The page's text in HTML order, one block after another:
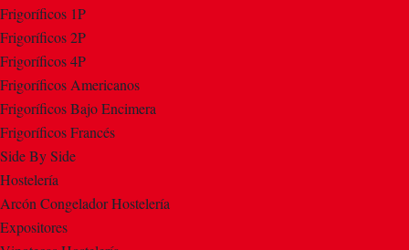
Frigoríficos 1P
Frigoríficos 2P
Frigoríficos 4P
Frigoríficos Americanos
Frigoríficos Bajo Encimera
Frigoríficos Francés
Side By Side
Hostelería
Arcón Congelador Hostelería
Expositores